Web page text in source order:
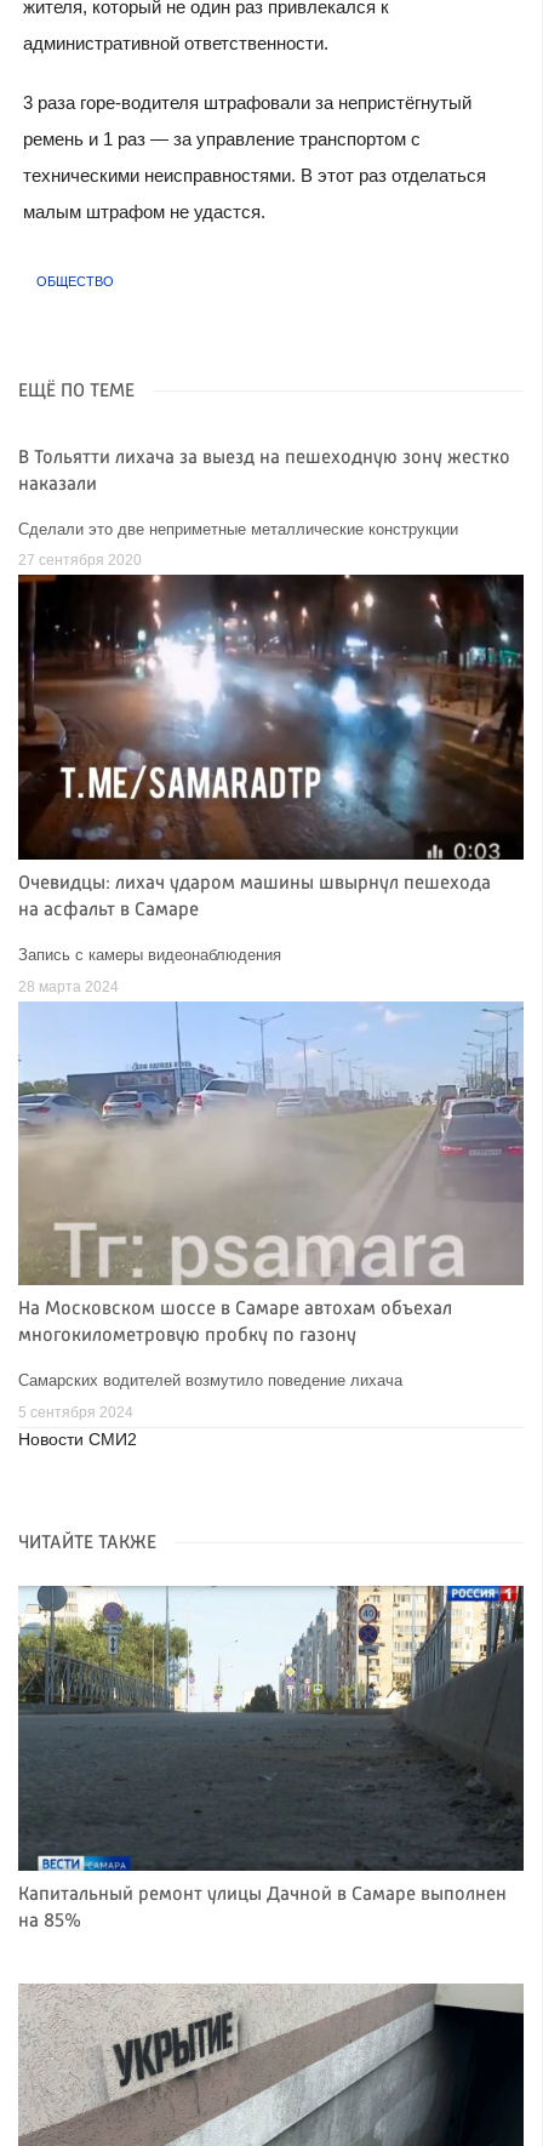
жителя, который не один раз привлекался к
административной ответственности.
3 раза горе-водителя штрафовали за непристёгнутый
ремень и 1 раз — за управление транспортом с
техническими неисправностями. В этот раз отделаться
малым штрафом не удастся.
ОБЩЕСТВО
ЕЩЁ ПО ТЕМЕ
В Тольятти лихача за выезд на пешеходную зону жестко
наказали
Сделали это две неприметные металлические конструкции
27 сентября 2020
Очевидцы: лихач ударом машины швырнул пешехода
на асфальт в Самаре
Запись с камеры видеонаблюдения
28 марта 2024
На Московском шоссе в Самаре автохам объехал
многокилометровую пробку по газону
Самарских водителей возмутило поведение лихача
5 сентября 2024
Новости СМИ2
ЧИТАЙТЕ ТАКЖЕ
Капитальный ремонт улицы Дачной в Самаре выполнен
на 85%